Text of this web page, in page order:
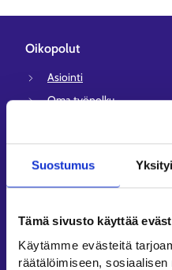
Suostumus
Tämä sivusto käyttää
Käytämme evästeitä
räätälöimiseen,
Oikopolut
Asiointi
Oma työpolku
Avoimet työpaikat
Tietoa muilla kielillä
Työllisyysalueiden
Sähköisen asioinnin tuki